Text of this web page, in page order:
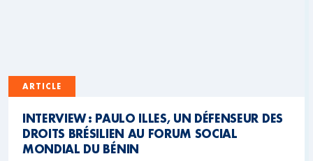
ARTICLE
INTERVIEW : PAULO ILLES, UN DÉFENSEUR DES
DROITS BRÉSILIEN AU FORUM SOCIAL
MONDIAL DU BÉNIN